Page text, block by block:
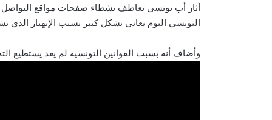
التونسي اليوم يعاني بشكل كبير بسبب الإنهيار الذي تشهده البلاد منذ 10 سنوات، وأضاف أنه أصبح خائفا من ابنته
وأضاف أنه بسبب القوانين التونسية لم يعد يستطيع